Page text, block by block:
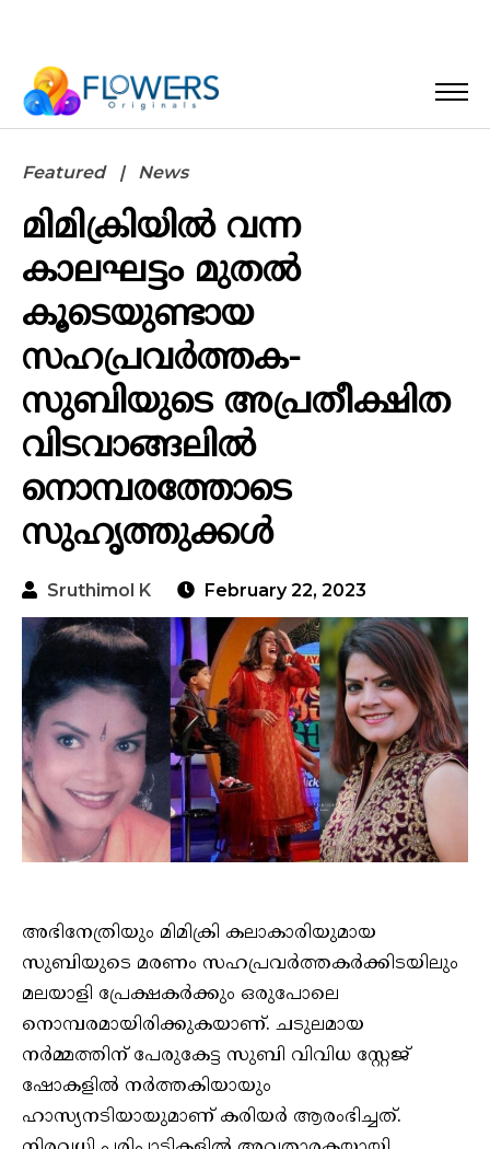
Featured News
മിമിക്രിയിൽ വന്ന
കാലഘട്ടം മുതൽ
കൂടെയുണ്ടായ
സഹപ്രവർത്തക-
സുബിയുടെ അപ്രതീക്ഷിത
വിടവാങ്ങലിൽ
നൊമ്പരത്തോടെ
സുഹൃത്തുക്കൾ
Sruthimol K February 22, 2023
അഭിനേത്രിയും മിമിക്രി കലാകാരിയുമായ
സുബിയുടെ മരണം സഹപ്രവർത്തകർക്കിടയിലും
മലയാളി പ്രേക്ഷകർക്കും ഒരുപോലെ
നൊമ്പരമായിരിക്കുകയാണ്. ചടുലമായ
നർമ്മത്തിന് പേരുകേട്ട സുബി വിവിധ സ്റ്റേജ്
ഷോകളിൽ നർത്തകിയായും
ഹാസ്യനടിയായുമാണ് കരിയർ ആരംഭിച്ചത്.